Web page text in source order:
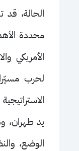
الحالة،
محددة
الأمريكي
لحرب
يد طهران،
الوضع،